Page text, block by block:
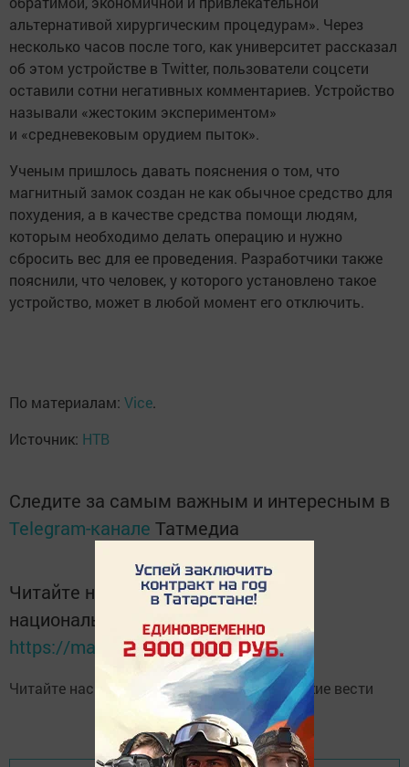
альтернативой хирургическим процедурам». Через
несколько часов после того, как университет рассказал
об этом устройстве в Twitter, пользователи соцсети
оставили сотни негативных комментариев. Устройство
называли «жестоким экспериментом»
и «средневековым орудием пыток».
Ученым пришлось давать пояснения о том, что
магнитный замок создан не как обычное средство для
похудения, а в качестве средства помощи людям,
которым необходимо делать операцию и нужно
сбросить вес для ее проведения. Разработчики также
пояснили, что человек, у которого установлено такое
устройство, может в любой момент его отключить.
По материалам: Vice.
Источник: НТВ
Следите за самым важным и интересным в
Telegram-канале Татмедиа
Читайте новости Татарстана в
национальном мессенджере MАХ:
https://max.ru/tatmedia
Читайте нас в Telegram-каналеВысокогорские вести